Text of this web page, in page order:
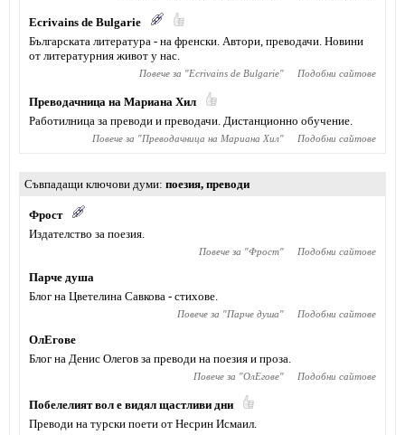
Ecrivains de Bulgarie
Българската литература - на френски. Автори, преводачи. Новини
от литературния живот у нас.
Повече за "Ecrivains de Bulgarie" Подобни сайтове
Преводачница на Мариана Хил
Работилница за преводи и преводачи. Дистанционно обучение.
Повече за "Преводачница на Мариана Хил" Подобни сайтове
Съвпадащи ключови думи поезия, преводи
Фрост
Издателство за поезия.
Повече за "Фрост" Подобни сайтове
Парче душа
Блог на Цветелина Савкова - стихове.
Повече за "Парче душа" Подобни сайтове
ОлЕгове
Блог на Денис Олегов за преводи на поезия и проза.
Повече за "ОлЕгове" Подобни сайтове
Побелелият вол е видял щастливи дни
Преводи на турски поети от Несрин Исмаил.